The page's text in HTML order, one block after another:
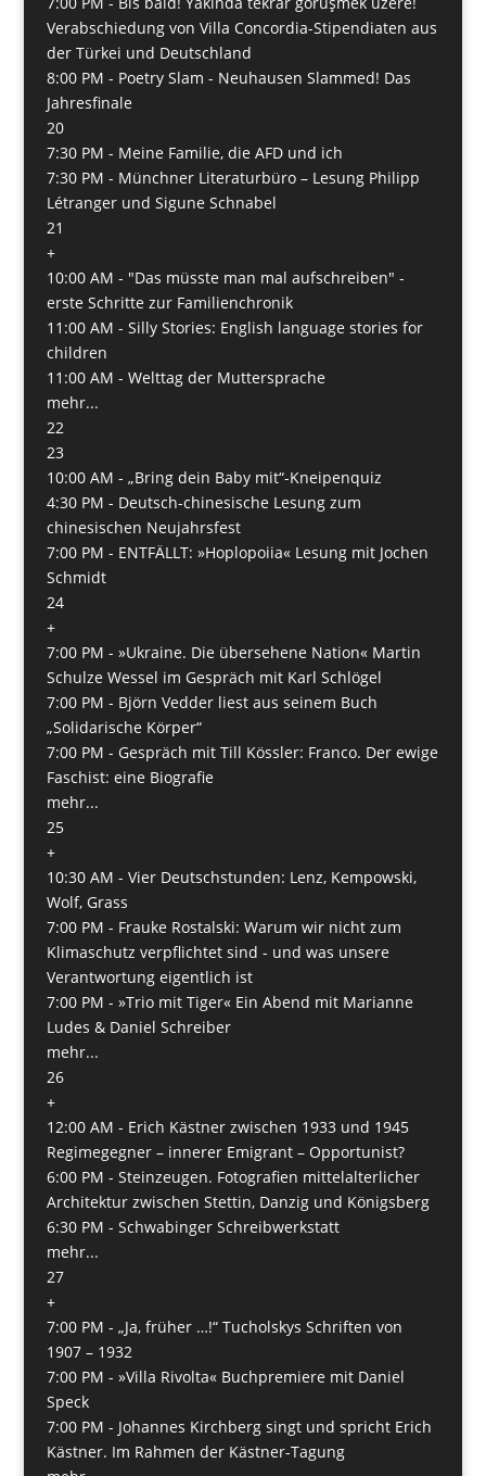
Verabschiedung von Villa Concordia-Stipendiaten aus
der Türkei und Deutschland
8:00 PM - Poetry Slam - Neuhausen Slammed! Das
Jahresfinale
20
7:30 PM - Meine Familie, die AFD und ich
7:30 PM - Münchner Literaturbüro – Lesung Philipp
Létranger und Sigune Schnabel
21
+
10:00 AM - "Das müsste man mal aufschreiben" -
erste Schritte zur Familienchronik
11:00 AM - Silly Stories: English language stories for
children
11:00 AM - Welttag der Muttersprache
mehr...
22
23
10:00 AM - „Bring dein Baby mit“-Kneipenquiz
4:30 PM - Deutsch-chinesische Lesung zum
chinesischen Neujahrsfest
7:00 PM - ENTFÄLLT: »Hoplopoiia« Lesung mit Jochen
Schmidt
24
+
7:00 PM - »Ukraine. Die übersehene Nation« Martin
Schulze Wessel im Gespräch mit Karl Schlögel
7:00 PM - Björn Vedder liest aus seinem Buch
„Solidarische Körper“
7:00 PM - Gespräch mit Till Kössler: Franco. Der ewige
Faschist: eine Biografie
mehr...
25
+
10:30 AM - Vier Deutschstunden: Lenz, Kempowski,
Wolf, Grass
7:00 PM - Frauke Rostalski: Warum wir nicht zum
Klimaschutz verpflichtet sind - und was unsere
Verantwortung eigentlich ist
7:00 PM - »Trio mit Tiger« Ein Abend mit Marianne
Ludes & Daniel Schreiber
mehr...
26
+
12:00 AM - Erich Kästner zwischen 1933 und 1945
Regimegegner – innerer Emigrant – Opportunist?
6:00 PM - Steinzeugen. Fotografien mittelalterlicher
Architektur zwischen Stettin, Danzig und Königsberg
6:30 PM - Schwabinger Schreibwerkstatt
mehr...
27
+
7:00 PM - „Ja, früher …!“ Tucholskys Schriften von
1907 – 1932
7:00 PM - »Villa Rivolta« Buchpremiere mit Daniel
Speck
7:00 PM - Johannes Kirchberg singt und spricht Erich
Kästner. Im Rahmen der Kästner-Tagung